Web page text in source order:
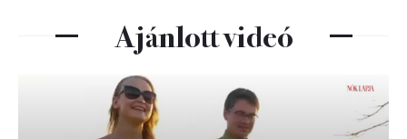
Ajánlott videó